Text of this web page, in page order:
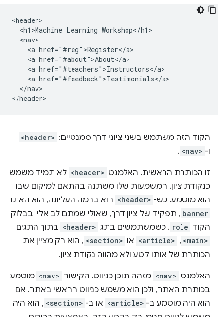
<header>
  <h1>Machine Learning Workshop</h1>
  <nav>
    <a href="#reg">Register</a>
    <a href="#about">About</a>
    <a href="#teachers">Instructors</a>
    <a href="#feedback">Testimonials</a>
  </nav>
הקוד הזה משתמש בשני ציוני דרך סמנטיים: <header>
ו- <nav>
.
זו הכותרת הראשית. האלמנט <header> לא תמיד משמש
כנקודת ציון. המשמעות שלו משתנה בהתאם למיקום שבו
הוא מוטמע. כש- <header> הוא ברמה העליונה, הוא האתר
banner , תפקיד של ציון דרך, שאולי שמתם לב אליו בבלוק
הקוד role . כשמשתמשים בתג <header> בתוך התגים
<main>
,
<article> או <section> , הוא רק מציין את
הכותרת של אותו קטע ולא מהווה נקודת ציון.
האלמנט <nav> מזהה תוכן כניווט. הקישור <nav> מוטמע
בכותרת האתר, ולכן הוא משמש כניווט הראשי באתר. אם
הוא היה מוטמע ב- <article> או ב- <section> , הוא היה